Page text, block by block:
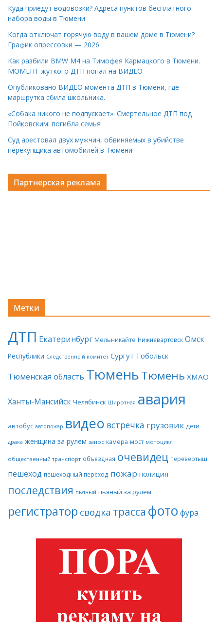
Куда приедут водовозки? Адреса пунктов бесплатного
набора воды в Тюмени
Когда отключат горячую воду в вашем доме в Тюмени?
График опрессовки — 2026
Как разбили BMW M4 на Тимофея Кармацкого в Тюмени.
МОМЕНТ жуткого ДТП попал на ВИДЕО
Опубликовано ВИДЕО момента ДТП в Тюмени, где
маршрутка сбила школьника.
«Собака никого не подпускает». Смертельное ДТП под
Пойковским: погибла семья
Суд арестовал двух мужчин, обвиняемых в убийстве
перекупщика автомобилей в Тюмени
Партнерская реклама
Метки
ДТП Екатеринбург Мельникайте Нижневартовск Омск
Республики Следственный комитет Сургут Тобольск
Тюменская область ТюменьТюмень ХМАО
Ханты-Мансийск Челябинск Широтная авария
автобус автопожар видео встречка грузовик дети
драка женщина за рулем занос камера мост мотоцикл
общественный транспорт объездная очевидец перевертыш
пешеход пешеходный переход пожар полиция
последствия пьяный пьяный за рулем
регистратор сводка трасса фото фура